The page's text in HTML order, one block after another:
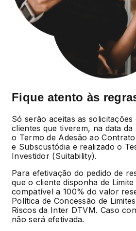
Fique atento às
Só serão aceitas as solicitações
clientes que tiverem, na data da
o Termo de Adesão ao
e Subscustódia e realizado o
Investidor (Suitability).
Para efetivação do pedido de
que o cliente disponha de
compatível a 100% do valor
Política de Concessão de
Riscos da Inter DTVM. Caso
não será efetivada.